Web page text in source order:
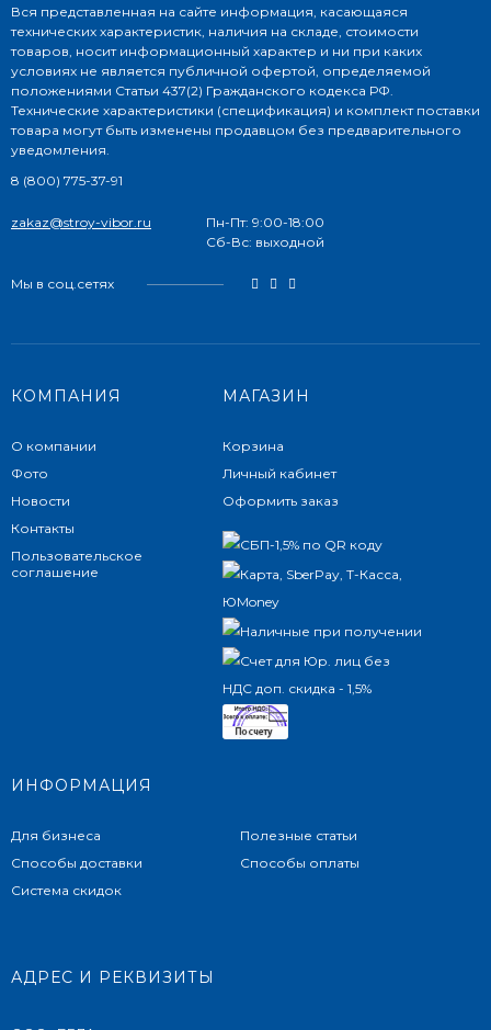
Вся представленная на сайте информация, касающаяся
технических характеристик, наличия на складе, стоимости
товаров, носит информационный характер и ни при каких
условиях не является публичной офертой, определяемой
положениями Статьи 437(2) Гражданского кодекса РФ.
Технические характеристики (спецификация) и комплект поставки
товара могут быть изменены продавцом без предварительного
уведомления.
8 (800) 775-37-91
zakaz@stroy-vibor.ru
Пн-Пт: 9:00-18:00
Сб-Вс: выходной
Мы в соц.сетях
КОМПАНИЯ
О компании
Фото
Новости
Контакты
Пользовательское
соглашение
МАГАЗИН
Корзина
Личный кабинет
Оформить заказ
ИНФОРМАЦИЯ
Для бизнеса
Способы доставки
Система скидок
Полезные статьи
Способы оплаты
АДРЕС И РЕКВИЗИТЫ